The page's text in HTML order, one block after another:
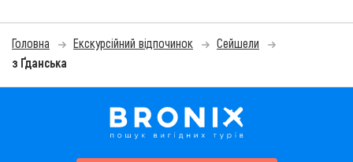
Головна Екскурсійний відпочинок
Сейшели
з Ґданська